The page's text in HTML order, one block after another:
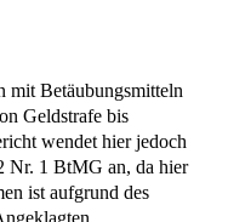
mit Betäubungsmitteln
Geldstrafe bis
wendet hier jedoch
Nr. 1 BtMG an, da hier
ist aufgrund des